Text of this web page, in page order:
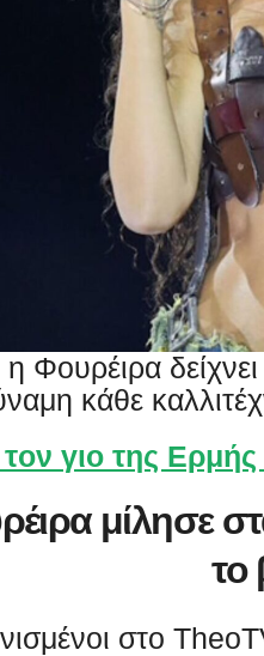
Φουρέιρα δείχνει
κάθε
γιο της Ερμής
μίλησε
το
στο